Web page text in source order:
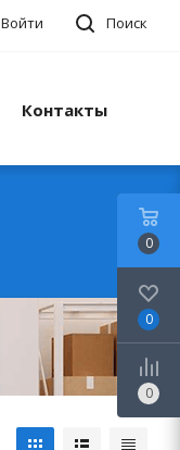
Поиск
Войти
Контакты
0
0
0